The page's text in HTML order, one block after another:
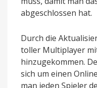
abgeschlossen hat.
Durch die
toller Multiplayer
hinzugekommen.
sich um einen
man jeden Spieler